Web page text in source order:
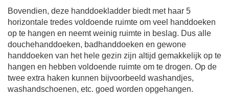
Bovendien, deze handdoekladder biedt met haar 5
horizontale tredes voldoende ruimte om veel handdoeken
op te hangen en neemt weinig ruimte in beslag. Dus alle
douchehanddoeken, badhanddoeken en gewone
handdoeken van het hele gezin zijn altijd gemakkelijk op te
hangen en hebben voldoende ruimte om te drogen. Op de
twee extra haken kunnen bijvoorbeeld washandjes,
washandschoenen, etc. goed worden opgehangen.